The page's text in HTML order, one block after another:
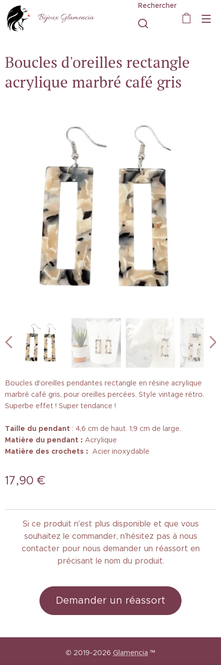
Bijoux Glamencia
Rechercher
Boucles d'oreilles rectangle
acrylique marbré café gris
Boucles d'oreilles pendantes rectangle en résine acrylique
marbré café gris, pour oreilles percées. Style vintage rétro.
Superbe effet ! Super tendance !
Taille du pendant : 4,6 cm de haut. 1,9 cm de large.
Matière du pendant : Acrylique
Matière des crochets : Acier inoxydable
17,90 €
Si ce produit n'est plus disponible et que vous
souhaitez le commander, n'hésitez pas à nous
contacter pour nous demander un réassort en
précisant le nom du produit.
Demander un réassort
© 2019-2026 Glamencia ™